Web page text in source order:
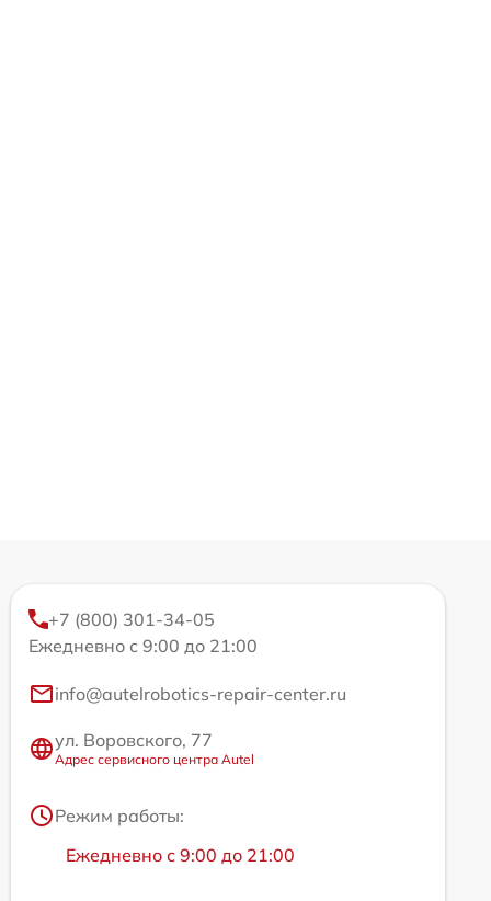
+7 (800) 301-34-05
Ежедневно с 9:00 до 21:00
info@autelrobotics-repair-center.ru
ул. Воровского, 77
Адрес сервисного центра Autel
Режим работы:
Ежедневно с 9:00 до 21:00